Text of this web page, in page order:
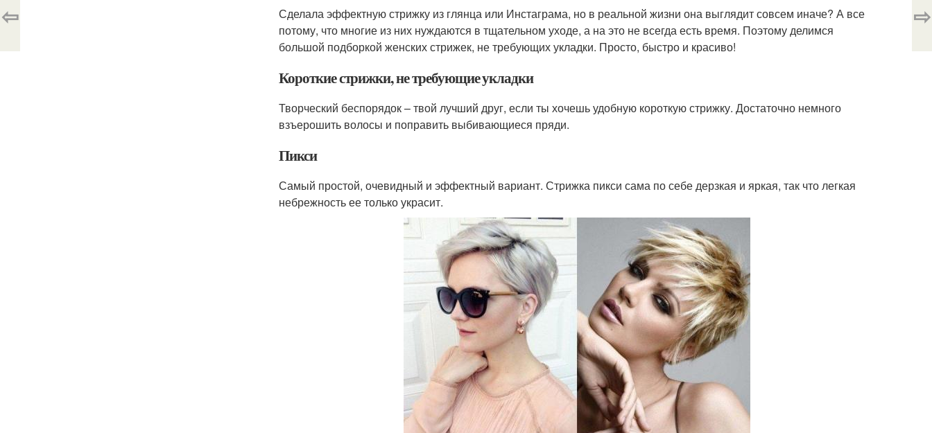
Сделала эффектную стрижку из глянца или Инстаграма, но в реальной жизни она выглядит совсем иначе? А все
потому, что многие из них нуждаются в тщательном уходе, а на это не всегда есть время. Поэтому делимся
большой подборкой женских стрижек, не требующих укладки. Просто, быстро и красиво!
Короткие стрижки, не требующие укладки
Творческий беспорядок – твой лучший друг, если ты хочешь удобную короткую стрижку. Достаточно немного
взъерошить волосы и поправить выбивающиеся пряди.
Пикси
Самый простой, очевидный и эффектный вариант. Стрижка пикси сама по себе дерзкая и яркая, так что легкая
небрежность ее только украсит.
⇦ ⇨